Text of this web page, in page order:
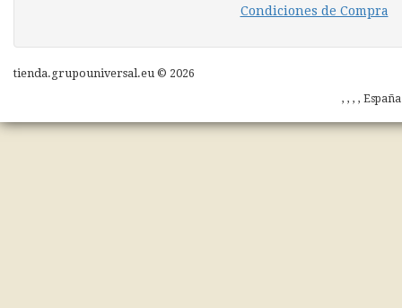
Condiciones de Compra
tienda.grupouniversal.eu © 2026
, , , ,